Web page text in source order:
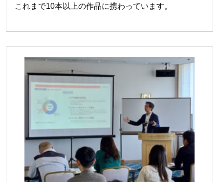
これまで10本以上の作品に携わっています。